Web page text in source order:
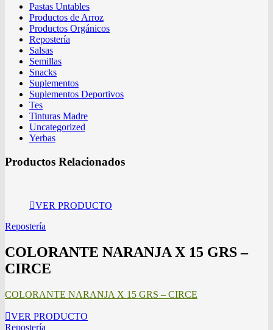
Pastas Untables
Productos de Arroz
Productos Orgánicos
Repostería
Salsas
Semillas
Snacks
Suplementos
Suplementos Deportivos
Tes
Tinturas Madre
Uncategorized
Yerbas
Productos Relacionados
VER PRODUCTO
Repostería
COLORANTE NARANJA X 15 GRS –
CIRCE
COLORANTE NARANJA X 15 GRS – CIRCE
VER PRODUCTO
Repostería